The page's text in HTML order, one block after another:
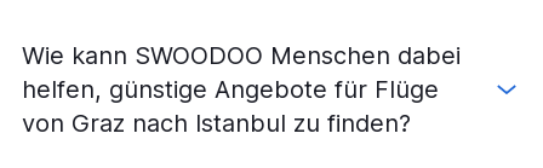
Flüge von Wien nach Denizli
Wie kann SWOODOO Menschen dabei
helfen, günstige Angebote für Flüge
von Graz nach Istanbul zu finden?